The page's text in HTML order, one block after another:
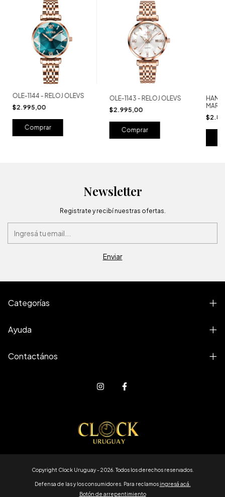
OLE-1144 - RELOJ OLEVS
$2.995,00
Comprar
OLE-1143 - RELOJ OLEVS
$2.995,00
HAN-
Newsletter
Registrate y recibí nuestras ofertas.
Categorías
Ayuda
Contactános
Copyright Clock Uruguay - 2026. Todos los derechos reservados.
Defensa de las y los consumidores. Para reclamos ingresá acá.
Botón de arrepentimiento